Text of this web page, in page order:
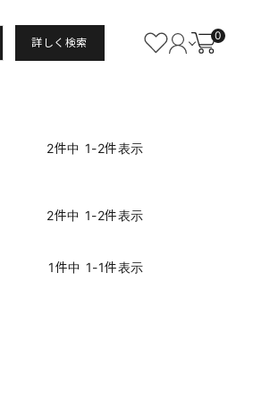
詳しく検索
0
2件中 1-2件表示
2件中 1-2件表示
1件中 1-1件表示